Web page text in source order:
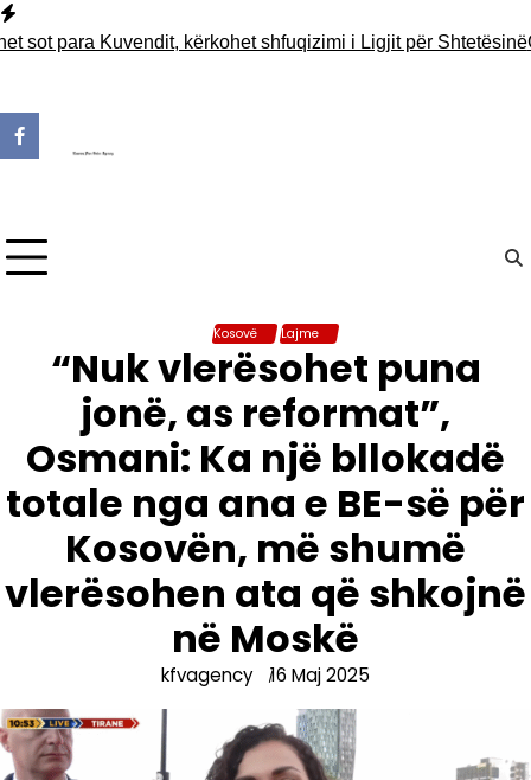
Skip
topara Kuvendit, kërkohet shfuqizimi i Ligjit për Shtetësinë
Kosovë Lajme
“Nuk vlerësohet puna
jonë, as reformat”,
Osmani: Ka një bllokadë
totale nga ana e BE-së për
Kosovën, më shumë
vlerësohen ata që shkojnë
në Moskë
kfvagency 16 Maj 2025